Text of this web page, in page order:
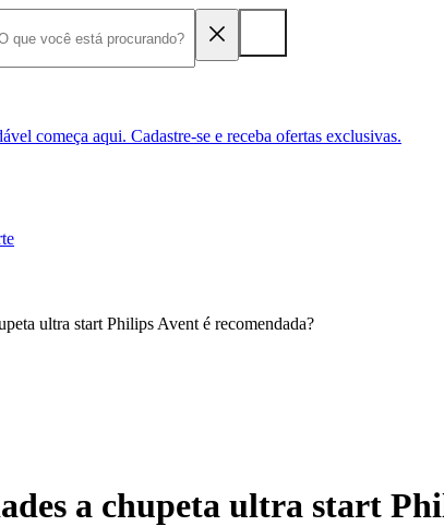
começa aqui. Cadastre-se e receba ofertas exclusivas.
ultra start Philips Avent é recomendada?
a chupeta ultra start